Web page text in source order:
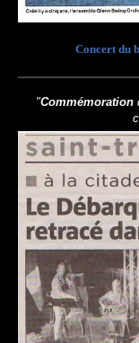
Concert du
"Commémoration